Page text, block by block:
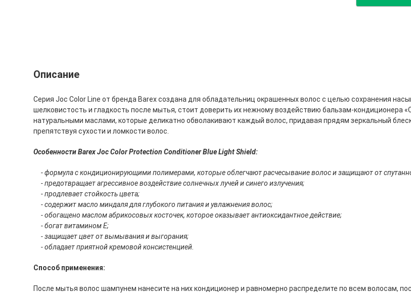
Описание
Серия Joc Color Line от бренда Barex создана для обладательниц окрашенных волос с целью сохранения
шелковистость и гладкость после мытья, стоит доверить их нежному воздействию бальзам-кондиционера
натуральными маслами, которые деликатно обволакивают каждый волос, придавая прядям зеркальный
препятствуя сухости и ломкости волос.
Особенности Barex Joc Color Protection Conditioner Blue Light Shield:
- формула с кондиционирующими полимерами, которые облегчают расчесывание волос и защищают от
- предотвращает агрессивное воздействие солнечных лучей и синего излучения;
- продлевает стойкость цвета;
- содержит масло миндаля для глубокого питания и увлажнения волос;
- обогащено маслом абрикосовых косточек, которое оказывает антиоксидантное действие;
- богат витамином Е;
- защищает цвет от вымывания и выгорания;
- обладает приятной кремовой консистенцией.
Способ применения:
После мытья волос шампунем нанесите на них кондиционер и равномерно распределите по всем волосам,